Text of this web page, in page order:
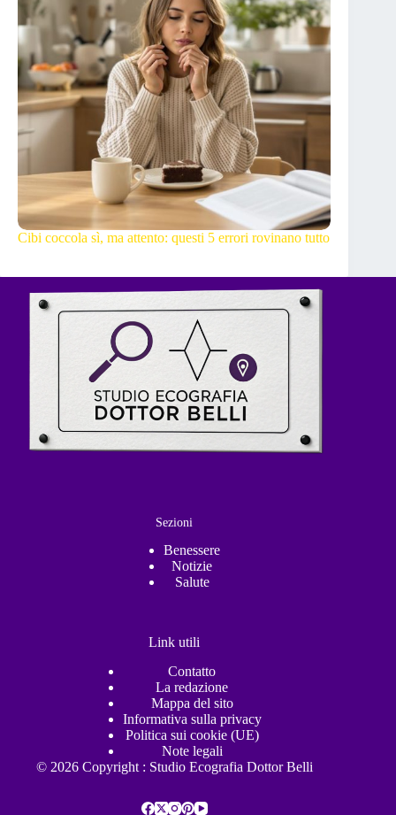
Cibi coccola sì, ma attento: questi 5 errori rovinano tutto
Sezioni
Benessere
Notizie
Salute
Link utili
Contatto
La redazione
Mappa del sito
Informativa sulla privacy
Politica sui cookie (UE)
Note legali
© 2026 Copyright : Studio Ecografia Dottor Belli